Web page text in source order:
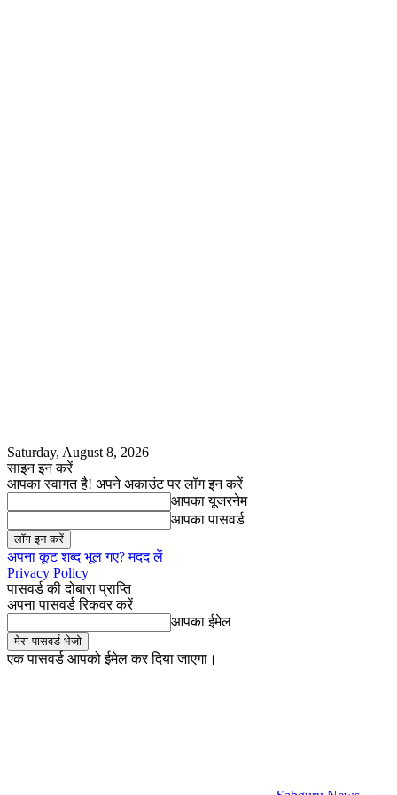
Saturday, August 8, 2026
साइन इन करें
आपका स्वागत है! अपने अकाउंट पर लॉग इन करें
आपका यूजरनेम
आपका पासवर्ड
अपना कूट शब्द भूल गए? मदद लें
Privacy Policy
पासवर्ड की दोबारा प्राप्ति
अपना पासवर्ड रिकवर करें
आपका ईमेल
एक पासवर्ड आपको ईमेल कर दिया जाएगा।